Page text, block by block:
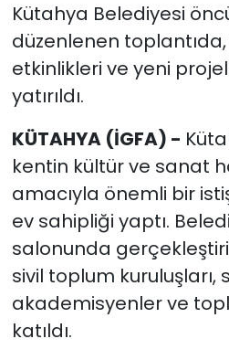
Kütahya Belediyesi
düzenlenen
etkinlikleri ve yeni
yatırıldı.
KÜTAHYA (İGFA) -
kentin kültür ve sanat
amacıyla önemli bir
ev sahipliği yaptı.
salonunda
sivil toplum kuruluşları,
akademisyenler ve
katıldı.